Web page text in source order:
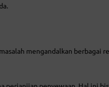
mengandalkan berbagai